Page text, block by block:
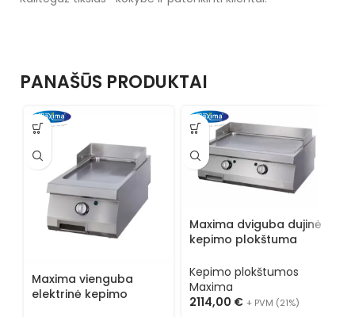
PANAŠŪS PRODUKTAI
Maxima vienguba
elektrinė kepimo
Maxima dviguba dujinė
kepimo plokštuma
Kepimo plokštumos
Maxima
2114,00 € + PVM (21%)